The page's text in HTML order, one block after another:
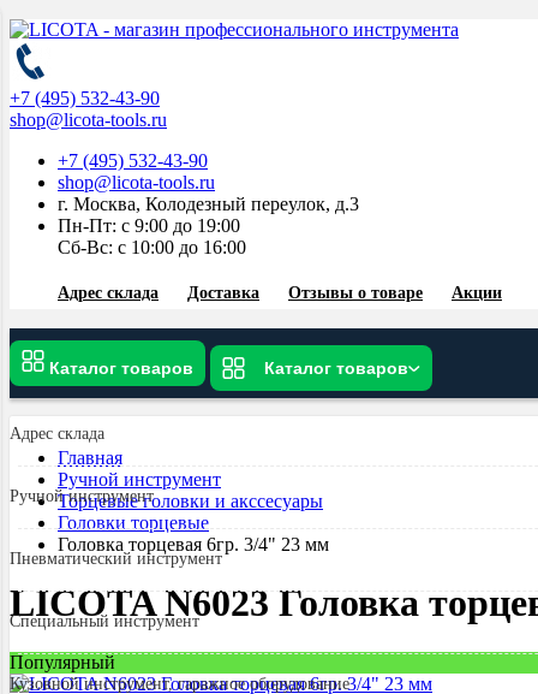
+7 (495) 532-43-90
shop@licota-tools.ru
+7 (495) 532-43-90
shop@licota-tools.ru
г. Москва, Колодезный переулок, д.3
Пн-Пт: с 9:00 до 19:00
Сб-Вс: с 10:00 до 16:00
Адрес склада Доставка Отзывы о товаре Акции
Каталог товаров Каталог товаров
Адрес склада
Ручной инструмент
Пневматический инструмент
Специальный инструмент
Кузовной инструмент, гаражное оборудование
Главная
Ручной инструмент
Торцевые головки и акссесуары
Головки торцевые
Головка торцевая 6гр. 3/4" 23 мм
LICOTA N6023 Головка
Популярный